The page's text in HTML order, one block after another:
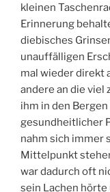
kleinen
Erinnerung
diebisches
unauffälligen
mal wieder direkt
andere an die viel
ihm in den
gesundheitlicher
nahm sich immer
Mittelpunkt
war dadurch oft
sein Lachen